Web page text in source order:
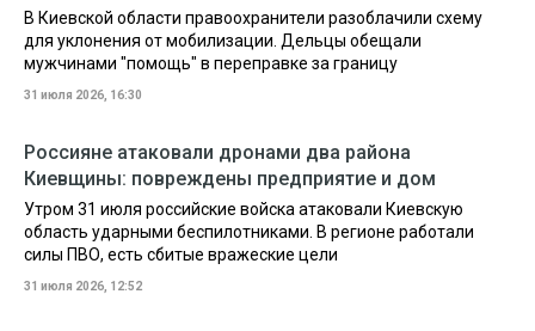
В Киевской области правоохранители разоблачили схему
для уклонения от мобилизации. Дельцы обещали
мужчинами "помощь" в переправке за границу
31 июля 2026, 16:30
Россияне атаковали дронами два района
Киевщины: повреждены предприятие и дом
Утром 31 июля российские войска атаковали Киевскую
область ударными беспилотниками. В регионе работали
силы ПВО, есть сбитые вражеские цели
31 июля 2026, 12:52